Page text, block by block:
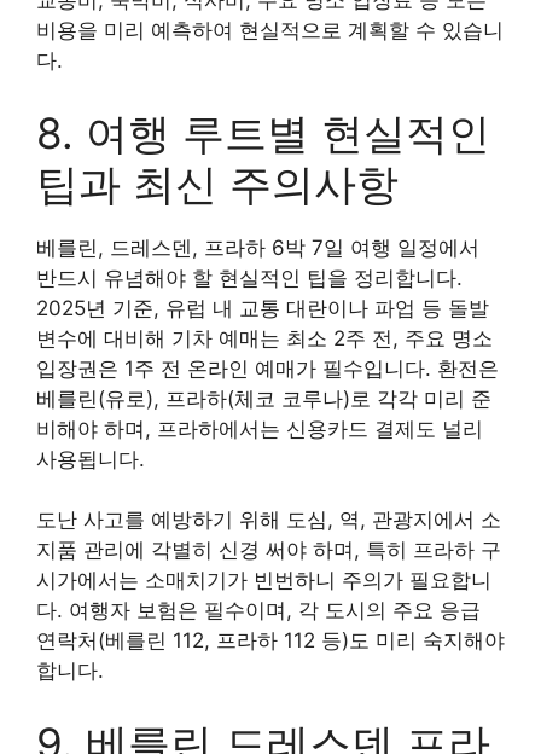
비용을 미리 예측하여 현실적으로 계획할 수 있습니
다.
8. 여행 루트별 현실적인
팁과 최신 주의사항
베를린, 드레스덴, 프라하 6박 7일 여행 일정에서
반드시 유념해야 할 현실적인 팁을 정리합니다.
2025년 기준, 유럽 내 교통 대란이나 파업 등 돌발
변수에 대비해 기차 예매는 최소 2주 전, 주요 명소
입장권은 1주 전 온라인 예매가 필수입니다. 환전은
베를린(유로), 프라하(체코 코루나)로 각각 미리 준
비해야 하며, 프라하에서는 신용카드 결제도 널리
사용됩니다.
도난 사고를 예방하기 위해 도심, 역, 관광지에서 소
지품 관리에 각별히 신경 써야 하며, 특히 프라하 구
시가에서는 소매치기가 빈번하니 주의가 필요합니
다. 여행자 보험은 필수이며, 각 도시의 주요 응급
연락처(베를린 112, 프라하 112 등)도 미리 숙지해야
합니다.
9. 베를린 드레스덴 프라